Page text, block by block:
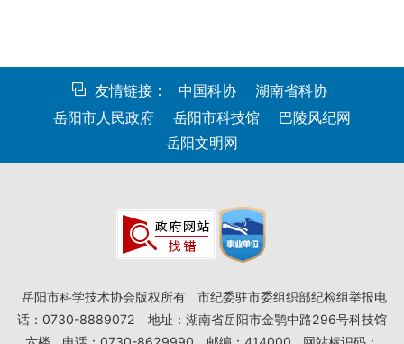
友情链接： 中国科协
湖南省科协
岳阳市人民政府
岳阳市科技馆
巴陵风纪网
岳阳文明网
岳阳市科学技术协会版权所有
市纪委驻市委组织部纪检组举报电
话：0730-8889072
地址：湖南省岳阳市金鹗中路296号科技馆